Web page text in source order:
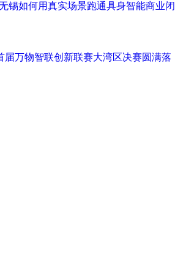
锡如何用真实场景跑通具身智能商业闭
万物智联创新联赛大湾区决赛圆满落